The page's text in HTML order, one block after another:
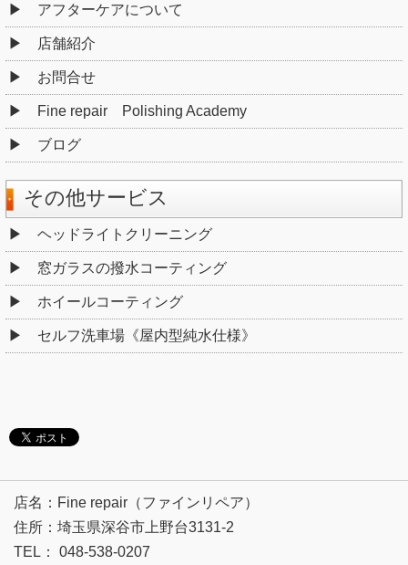
アフターケアについて
店舗紹介
お問合せ
Fine repair Polishing Academy
ブログ
その他サービス
ヘッドライトクリーニング
窓ガラスの撥水コーティング
ホイールコーティング
セルフ洗車場《屋内型純水仕様》
店名：Fine repair（ファインリペア）
住所：埼玉県深谷市上野台3131-2
TEL： 048-538-0207